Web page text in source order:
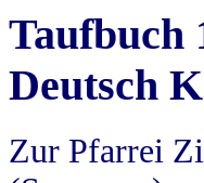
Taufbuch
Deutsch
Zur Pfarrei